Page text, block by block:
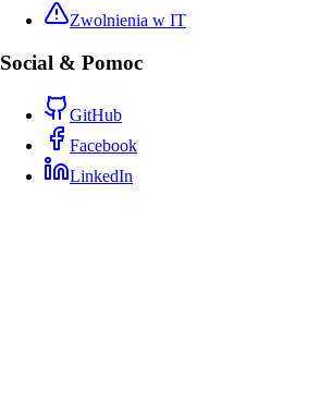
Zwolnienia w IT
Social & Pomoc
GitHub
Facebook
LinkedIn